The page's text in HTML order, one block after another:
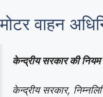
मोटर वाहन
केन्द्रीय सरकार की
केन्द्रीय सरकार,